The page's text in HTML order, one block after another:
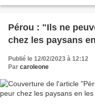
Pérou : "Ils ne
chez les paysans
Publié le 12/02/2023 à 12:12
Par caroleone